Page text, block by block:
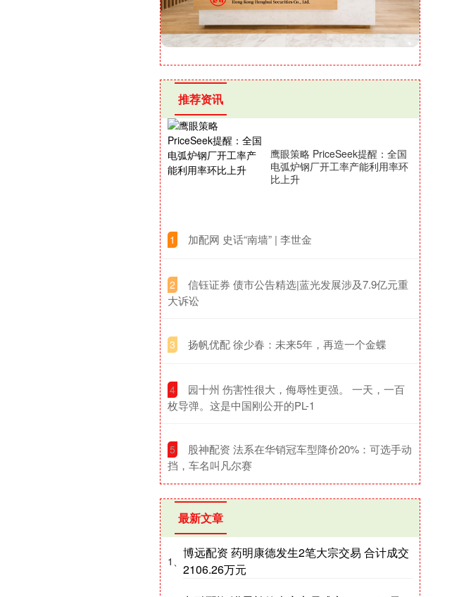
推荐资讯
鹰眼策略 PriceSeek提醒：全国
电弧炉钢厂开工率产能利用率环
比上升
1 ​加配网 史话“南墙” | 李世金
2
​信钰证券 债市公告精选|蓝光发展涉及7.9亿元重
大诉讼
3 ​扬帆优配 徐少春：未来5年，再造一个金蝶
4
​园十州 伤害性很大，侮辱性更强。 一天，一百
枚导弹。这是中国刚公开的PL-1
5
​股神配资 法系在华销冠车型降价20%：可选手动
挡，车名叫凡尔赛
最新文章
1、
博远配资 药明康德发生2笔大宗交易 合计成交
2106.26万元